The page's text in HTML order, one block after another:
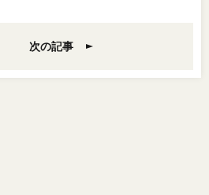
次の記事